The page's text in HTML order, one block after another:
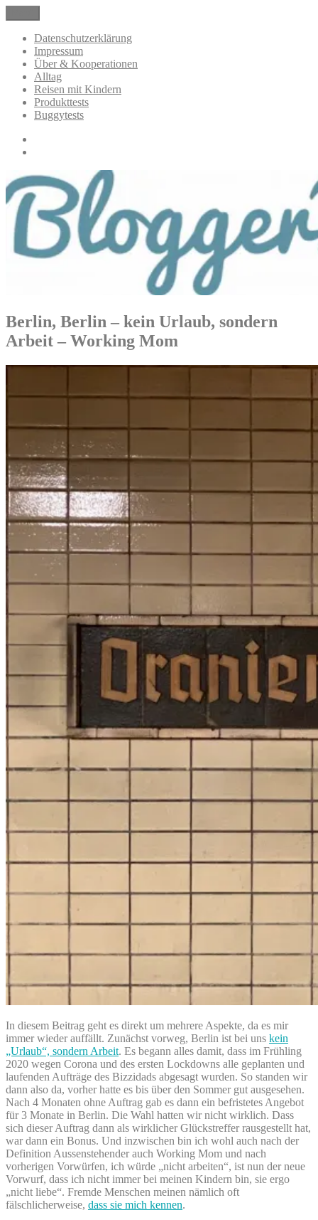
Inhalt
springen
BloggerMumOf3Boys Mamablog
Mamablog über das Leben mit drei Kindern mit Produkttests und
Alltagsthemen
Datenschutzerklärung
Impressum
Über & Kooperationen
Alltag
Reisen mit Kindern
Produkttests
Buggytests
Berlin, Berlin – kein Urlaub, sondern
Arbeit – Working Mom
In diesem Beitrag geht es direkt um mehrere Aspekte, da es mir
immer wieder auffällt. Zunächst vorweg, Berlin ist bei uns kein
„Urlaub“, sondern Arbeit. Es begann alles damit, dass im Frühling
2020 wegen Corona und des ersten Lockdowns alle geplanten und
laufenden Aufträge des Bizzidads abgesagt wurden. So standen wir
dann also da, vorher hatte es bis über den Sommer gut ausgesehen.
Nach 4 Monaten ohne Auftrag gab es dann ein befristetes Angebot
für 3 Monate in Berlin. Die Wahl hatten wir nicht wirklich. Dass
sich dieser Auftrag dann als wirklicher Glückstreffer rausgestellt hat,
war dann ein Bonus. Und inzwischen bin ich wohl auch nach der
Definition Aussenstehender auch Working Mom und nach
vorherigen Vorwürfen, ich würde „nicht arbeiten“, ist nun der neue
Vorwurf, dass ich nicht immer bei meinen Kindern bin, sie ergo
„nicht liebe“. Fremde Menschen meinen nämlich oft
fälschlicherweise, dass sie mich kennen.